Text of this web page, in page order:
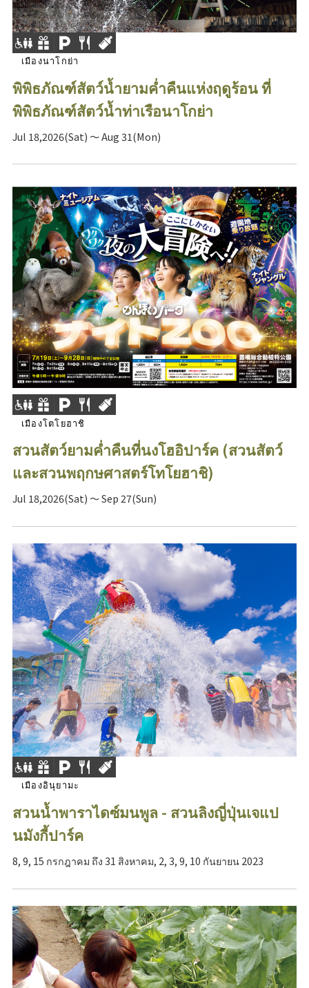
เมืองนาโกย่า
พิพิธภัณฑ์สัตว์น้ำยามค่ำคืนแห่งฤดูร้อน ที่
พิพิธภัณฑ์สัตว์น้ำท่าเรือนาโกย่า
Jul 18,2026(Sat) ～ Aug 31(Mon)
เมืองโตโยฮาชิ
สวนสัตว์ยามค่ำคืนที่นงโฮอิปาร์ค (สวนสัตว์
และสวนพฤกษศาสตร์โทโยฮาชิ)
Jul 18,2026(Sat) ～ Sep 27(Sun)
เมืองอินุยามะ
สวนน้ำพาราไดซ์มนพูล - สวนลิงญี่ปุ่นเจแป
นมังกี้ปาร์ค
8, 9, 15 กรกฎาคม ถึง 31 สิงหาคม, 2, 3, 9, 10 กันยายน 2023